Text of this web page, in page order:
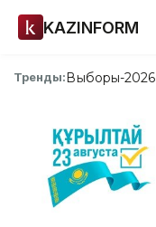
KAZINFORM
Тренды:Выборы-2026